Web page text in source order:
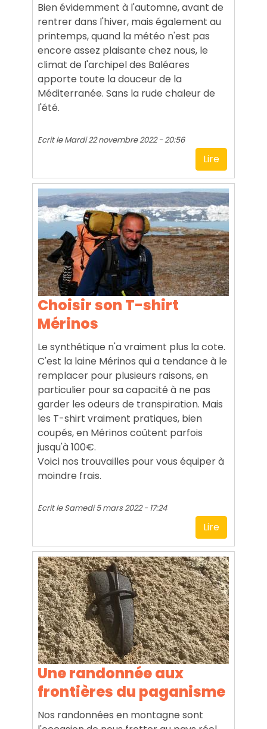
Bien évidemment à l'automne, avant de
rentrer dans l'hiver, mais également au
printemps, quand la météo n'est pas
encore assez plaisante chez nous, le
climat de l'archipel des Baléares
apporte toute la douceur de la
Méditerranée. Sans la rude chaleur de
l'été.
Ecrit leMardi 22 novembre 2022 - 20:56
Lire
Choisir son T-shirt
Mérinos
Le synthétique n'a vraiment plus la cote.
C'est la laine Mérinos qui a tendance à le
remplacer pour plusieurs raisons, en
particulier pour sa capacité à ne pas
garder les odeurs de transpiration. Mais
les T-shirt vraiment pratiques, bien
coupés, en Mérinos coûtent parfois
jusqu'à 100€.
Voici nos trouvailles pour vous équiper à
moindre frais.
Ecrit leSamedi 5 mars 2022 - 17:24
Lire
Une randonnée aux
frontières du paganisme
Nos randonnées en montagne sont